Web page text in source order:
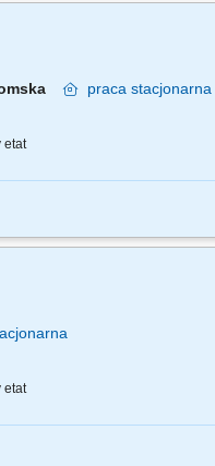
praca stacjonarna
etat
umawianie spotkań.
etat